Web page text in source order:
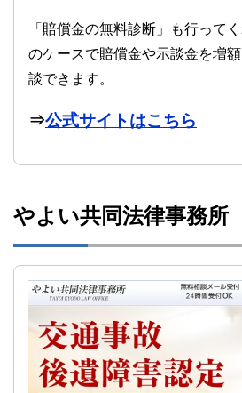
「賠償金の無料診断」も行って
のケースで賠償金や示談金を増
談できます。
⇒公式サイトはこちら
やよい共同法律事務所